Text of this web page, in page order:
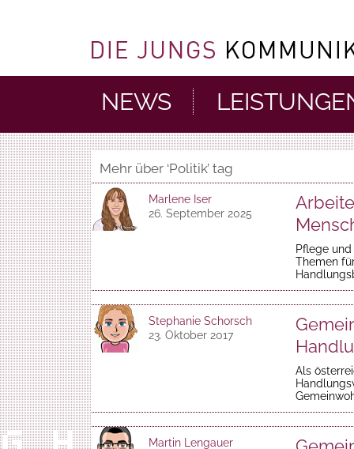
NEWS
Mehr über ‘Politik’ tag
Marlene Iser
26. September 2025
Pflege
Themen
Stephanie Schorsch
23. Oktober 2017
Als
Martin Lengauer